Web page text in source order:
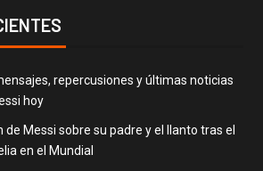
repercusiones y últimas noticias
hoy
de Messi sobre su padre y el llanto tras el
en el Mundial